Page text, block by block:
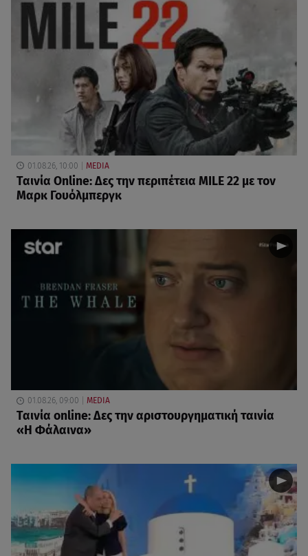
01.08.26, 10:00 MEDIA
Ταινία Online: Δες την περιπέτεια MILE 22 με τον
Μαρκ Γουόλμπεργκ
01.08.26, 09:00 MEDIA
Ταινία online: Δες την αριστουργηματική ταινία
«Η Φάλαινα»